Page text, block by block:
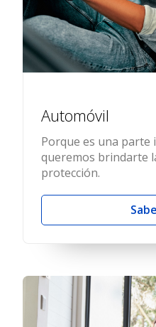
Automóvil
Porque es una
queremos brindarte
protección.